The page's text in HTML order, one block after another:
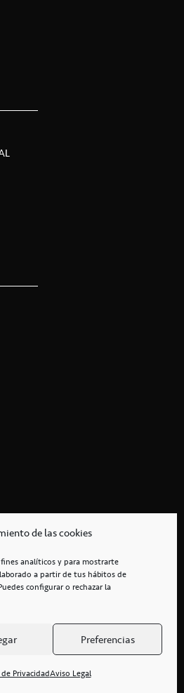
de las cookies
analíticos y para mostrarte
a partir de tus hábitos de
configurar o rechazar la
Preferencias
PrivacidadAviso Legal